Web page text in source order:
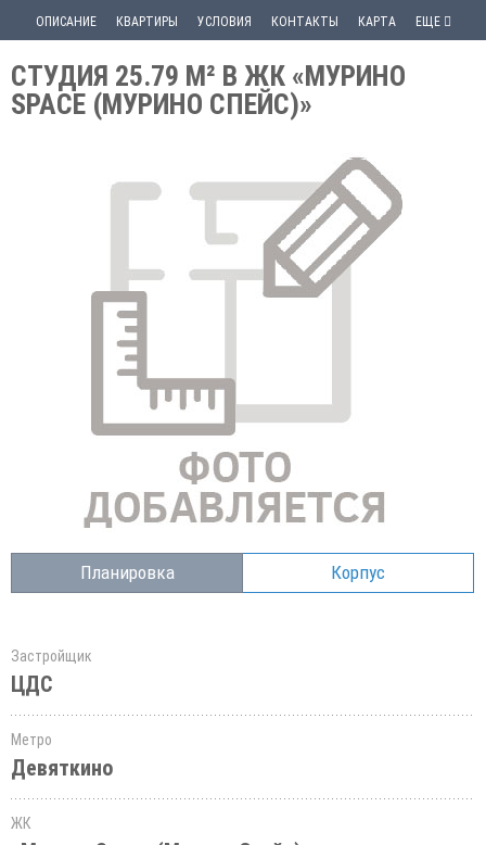
ОПИСАНИЕ КВАРТИРЫ УСЛОВИЯ КОНТАКТЫ КАРТА ЕЩЕ
СТУДИЯ 25.79 М² В ЖК «МУРИНО
SPACE (МУРИНО СПЕЙС)»
Планировка Корпус
Застройщик
ЦДС
Метро
Девяткино
ЖК